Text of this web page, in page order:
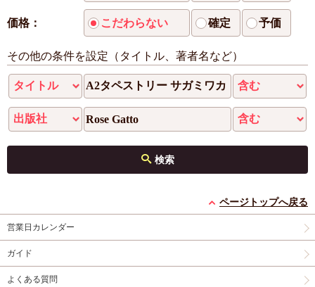
価格： こだわらない 確定 予価
その他の条件を設定（タイトル、著者名など）
検索
ページトップへ戻る
営業日カレンダー
ガイド
よくある質問